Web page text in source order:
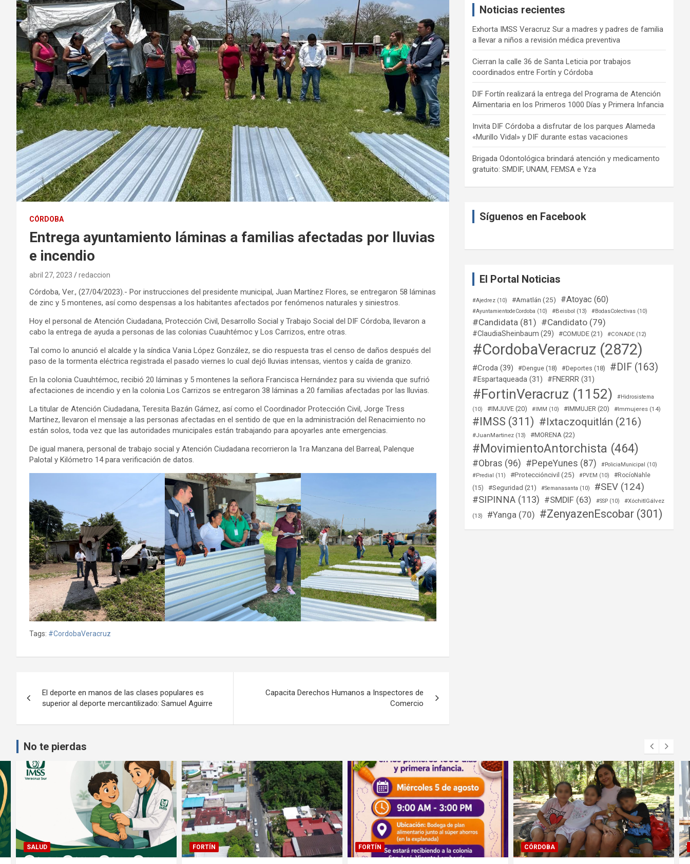
CÓRDOBA
Entrega ayuntamiento láminas a familias afectadas por lluvias
e incendio
abril 27, 2023 redaccion
Córdoba, Ver., (27/04/2023).- Por instrucciones del presidente municipal, Juan Martínez Flores, se entregaron 58 láminas
de zinc y 5 montenes, así como despensas a los habitantes afectados por fenómenos naturales y siniestros.
Hoy el personal de Atención Ciudadana, Protección Civil, Desarrollo Social y Trabajo Social del DIF Córdoba, llevaron a
cabo la entrega de ayuda a personas de las colonias Cuauhtémoc y Los Carrizos, entre otras.
Tal como lo anunció el alcalde y la síndica Vania López González, se dio respuesta tras el censo de daños después del
paso de la tormenta eléctrica registrada el pasado viernes lo cual dejó lluvias intensas, vientos y caída de granizo.
En la colonia Cuauhtémoc, recibió 20 láminas y 5 montenes la señora Francisca Hernández para su vivienda que sufrió
afectaciones de incendio y en la colonia Los Carrizos se entregaron 38 láminas a 20 familias afectadas por las lluvias.
La titular de Atención Ciudadana, Teresita Bazán Gámez, así como el Coordinador Protección Civil, Jorge Tress
Martínez, llevaron el mensaje a las personas afectadas en el sentido de que en la administración del Renacimiento no
están solos, toda vez que las autoridades municipales están trabajando para apoyarles ante emergencias.
De igual manera, personal de trabajo social y Atención Ciudadana recorrieron la 1ra Manzana del Barreal, Palenque
Palotal y Kilómetro 14 para verificación de datos.
Tags: #CordobaVeracruz
de
entradas
El deporte en manos de las clases populares es
superior al deporte mercantilizado: Samuel Aguirre
Capacita Derechos Humanos a Inspectores de
Comercio
Noticias recientes
Exhorta IMSS Veracruz Sur a madres y padres de familia
a llevar a niños a revisión médica preventiva
Cierran la calle 36 de Santa Leticia por trabajos
coordinados entre Fortín y Córdoba
DIF Fortín realizará la entrega del Programa de Atención
Alimentaria en los Primeros 1000 Días y Primera Infancia
Invita DIF Córdoba a disfrutar de los parques Alameda
«Murillo Vidal» y DIF durante estas vacaciones
Brigada Odontológica brindará atención y medicamento
gratuito: SMDIF, UNAM, FEMSA e Yza
Síguenos en Facebook
El Portal Noticias
#Ajedrez (10) #Amatlán (25) #Atoyac (60)
#AyuntamientodeCordoba (10) #Beisbol (13) #BodasColectivas (10)
#Candidata (81) #Candidato (79)
#ClaudiaSheinbaum (29) #COMUDE (21) #CONADE (12)
#CordobaVeracruz (2872)
#Croda (39) #Dengue (18) #Deportes (18) #DIF (163)
#Espartaqueada (31) #FNERRR (31)
#FortinVeracruz (1152)
#Hidrosistema
(10)
#IMJUVE (20) #IMM (10) #IMMUJER (20) #Immujeres (14)
#IMSS (311) #Ixtaczoquitlán (216)
#JuanMartinez (13) #MORENA (22)
#MovimientoAntorchista (464)
#Obras (96) #PepeYunes (87) #PoliciaMunicipal (10)
#Predial (11) #Proteccióncivil (25) #PVEM (10)
#RocíoNahle
(15)
#Seguridad (21) #Semanasanta (10) #SEV (124)
#SIPINNA (113) #SMDIF (63) #SSP (10) #XóchitlGálvez
(13) #Yanga (70) #ZenyazenEscobar (301)
No te pierdas
FORTÍN FORTÍN CÓRDOBA CÓRDOBA